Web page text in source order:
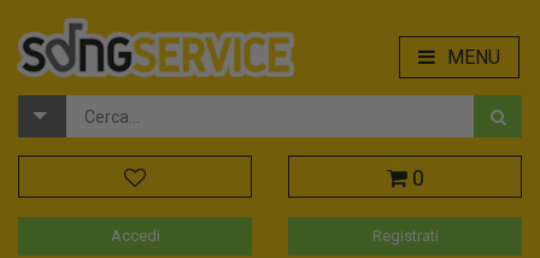
MENU
0
Accedi Registrati